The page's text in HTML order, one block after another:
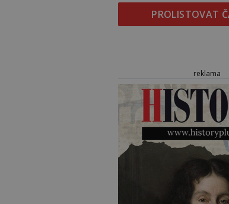
PROLISTOVAT
reklama